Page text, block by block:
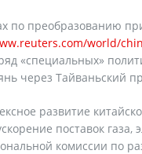
по преобразованию
world/
«специальных»
через Тайваньский
развитие
поставок
комиссии по